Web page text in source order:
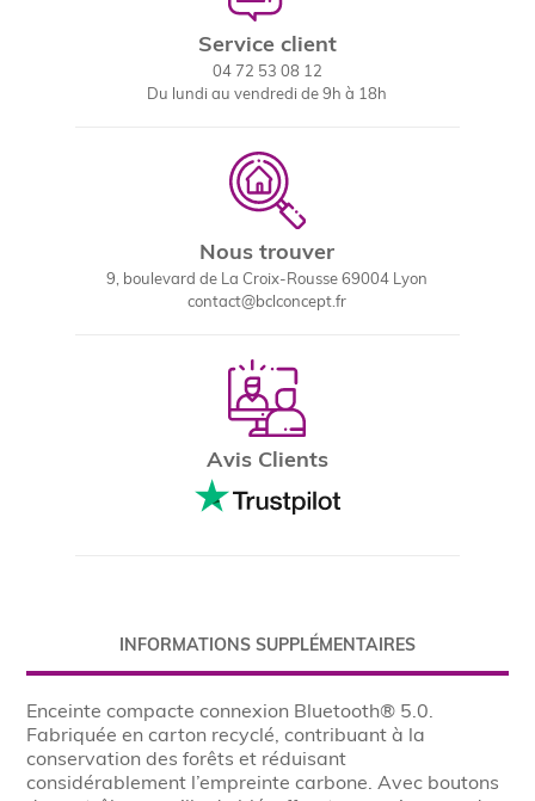
Service client
04 72 53 08 12
Du lundi au vendredi de 9h à 18h
Nous trouver
9, boulevard de La Croix-Rousse 69004 Lyon
contact@bclconcept.fr
Avis Clients
INFORMATIONS SUPPLÉMENTAIRES
Enceinte compacte connexion Bluetooth® 5.0.
Fabriquée en carton recyclé, contribuant à la
conservation des forêts et réduisant
considérablement l’empreinte carbone. Avec boutons